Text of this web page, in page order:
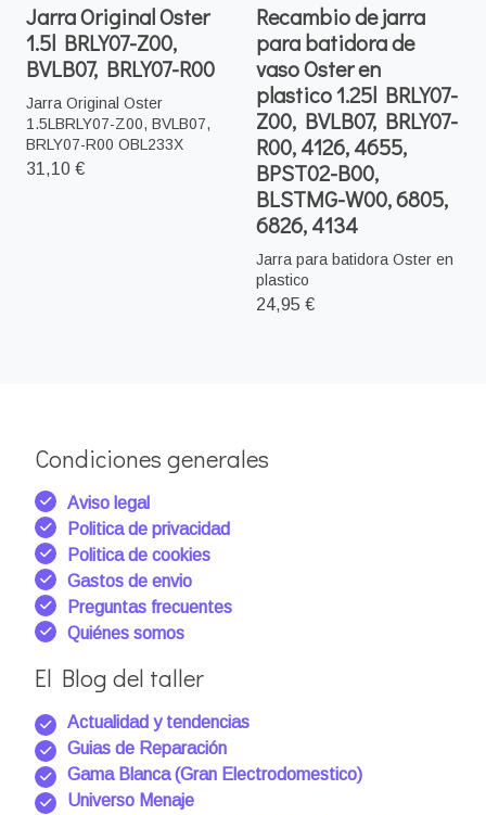
Jarra Original Oster
1.5l BRLY07-Z00,
BVLB07, BRLY07-R00
Jarra Original Oster
1.5LBRLY07-Z00, BVLB07,
BRLY07-R00 OBL233X
31,10 €
Recambio de jarra
para batidora de
vaso Oster en
plastico 1.25l BRLY07-
Z00, BVLB07, BRLY07-
R00, 4126, 4655,
BPST02-B00,
BLSTMG-W00, 6805,
6826, 4134
Jarra para batidora Oster en
plastico
24,95 €
Condiciones generales
Aviso legal
Politica de privacidad
Politica de cookies
Gastos de envio
Preguntas frecuentes
Quiénes somos
El Blog del taller
Actualidad y tendencias
Guias de Reparación
Gama Blanca (Gran Electrodomestico)
Universo Menaje